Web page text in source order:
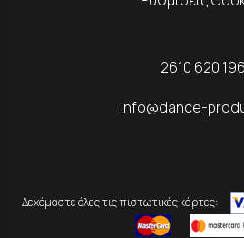
2610 620 196
info@dance-
Δεχόμαστε όλες τις πιστωτικές κάρτες: